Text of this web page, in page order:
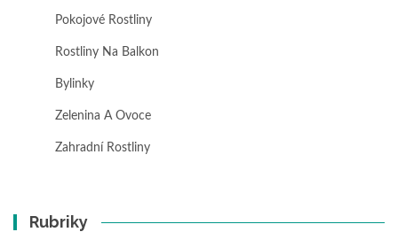
Pokojové Rostliny
Rostliny Na Balkon
Bylinky
Zelenina A Ovoce
Zahradní Rostliny
Rubriky